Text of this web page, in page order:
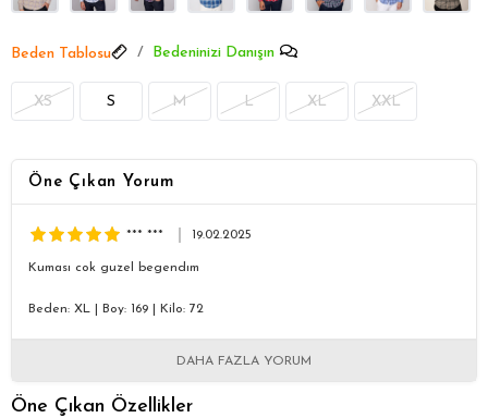
Beden Tablosu Bedeninizi Danışın
XS S M L XL XXL
Öne Çıkan Yorum
*** *** 19.02.2025
Kuması cok guzel begendım
Beden: XL Boy: 169 Kilo: 72
DAHA FAZLA YORUM
Öne Çıkan Özellikler